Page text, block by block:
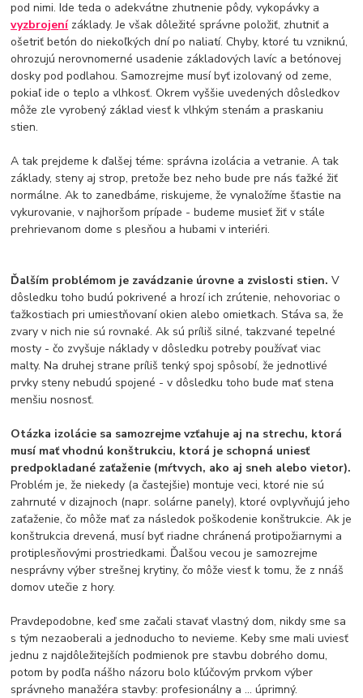
pod nimi. Ide teda o adekvátne zhutnenie pôdy, vykopávky a
vyzbrojenízáklady. Je však dôležité správne položiť, zhutniť a
ošetriť betón do niekoľkých dní po naliatí. Chyby, ktoré tu vzniknú,
ohrozujú nerovnomerné usadenie základových lavíc a betónovej
dosky pod podlahou. Samozrejme musí byť izolovaný od zeme,
pokiaľ ide o teplo a vlhkosť. Okrem vyššie uvedených dôsledkov
môže zle vyrobený základ viesť k vlhkým stenám a praskaniu
stien.
A tak prejdeme k ďalšej téme: správna izolácia a vetranie. A tak
základy, steny aj strop, pretože bez neho bude pre nás ťažké žiť
normálne. Ak to zanedbáme, riskujeme, že vynaložíme šťastie na
vykurovanie, v najhoršom prípade - budeme musieť žiť v stále
prehrievanom dome s plesňou a hubami v interiéri.
Ďalším problémom je zavádzanie úrovne a zvislosti stien.V
dôsledku toho budú pokrivené a hrozí ich zrútenie, nehovoriac o
ťažkostiach pri umiestňovaní okien alebo omietkach. Stáva sa, že
zvary v nich nie sú rovnaké. Ak sú príliš silné, takzvané tepelné
mosty - čo zvyšuje náklady v dôsledku potreby používať viac
malty. Na druhej strane príliš tenký spoj spôsobí, že jednotlivé
prvky steny nebudú spojené - v dôsledku toho bude mať stena
menšiu nosnosť.
Otázka izolácie sa samozrejme vzťahuje aj na strechu, ktorá
musí mať vhodnú konštrukciu, ktorá je schopná uniesť
predpokladané zaťaženie (mŕtvych, ako aj sneh alebo vietor).
Problém je, že niekedy (a častejšie) montuje veci, ktoré nie sú
zahrnuté v dizajnoch (napr. solárne panely), ktoré ovplyvňujú jeho
zaťaženie, čo môže mať za následok poškodenie konštrukcie. Ak je
konštrukcia drevená, musí byť riadne chránená protipožiarnymi a
protiplesňovými prostriedkami. Ďalšou vecou je samozrejme
nesprávny výber strešnej krytiny, čo môže viesť k tomu, že z nnáš
domov utečie z hory.
Pravdepodobne, keď sme začali stavať vlastný dom, nikdy sme sa
s tým nezaoberali a jednoducho to nevieme. Keby sme mali uviesť
jednu z najdôležitejších podmienok pre stavbu dobrého domu,
potom by podľa nášho názoru bolo kľúčovým prvkom výber
správneho manažéra stavby: profesionálny a ... úprimný.